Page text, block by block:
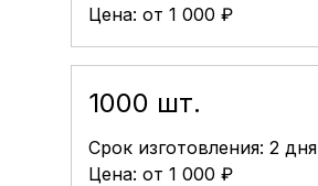
1000 шт.
Срок изготовления: 2 дня
Цена: от 1 000 ₽
Цена: от 1 000 ₽